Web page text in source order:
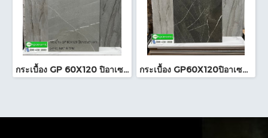
กระเบื้อง GP 60X120 ปิอาเซนซ่า เทา (HYG) NAT R/TPM กระเบื้อง GP60X120ปิอาเซนซ่า เทาเข้ม (HYG)NAT RTPM